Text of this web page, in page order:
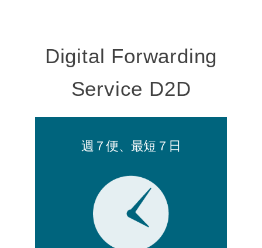
Digital Forwarding
Service D2D
週７便、最短７日